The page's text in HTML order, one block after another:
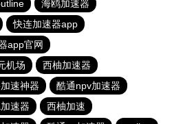
海鸥加速器
快连加速器app
app官网
机场
西柚加速器
速神器
酷通npv加速器
速器
西柚加速